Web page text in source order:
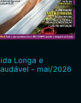
Longa e
- mai/2026